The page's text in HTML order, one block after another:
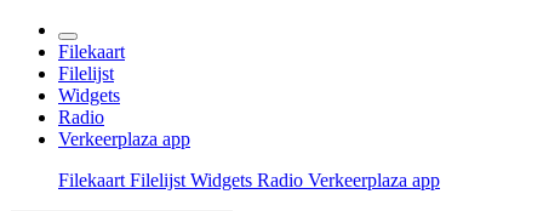
Filekaart
Filelijst
Widgets
Radio
Verkeerplaza app
Filekaart Filelijst Widgets Radio Verkeerplaza app